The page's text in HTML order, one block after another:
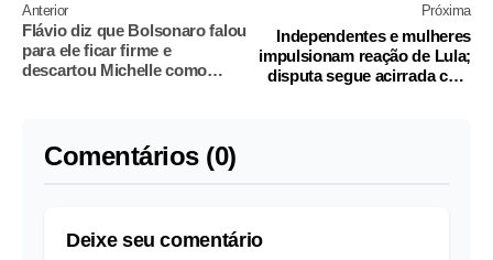
Anterior
Flávio diz que Bolsonaro falou
para ele ficar firme e
descartou Michelle como
Próxima
Independentes e mulheres
impulsionam reação de Lula;
disputa segue acirrada com
Comentários (0)
Deixe seu comentário